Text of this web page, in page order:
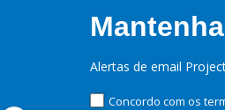
Alertas de email
Concordo com os